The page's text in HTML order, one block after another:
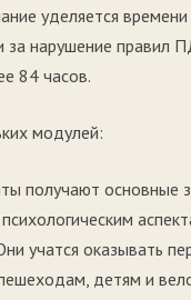
уделяется
за нарушение правил
84 часов.
модулей:
получают
учатся оказывать
детям и